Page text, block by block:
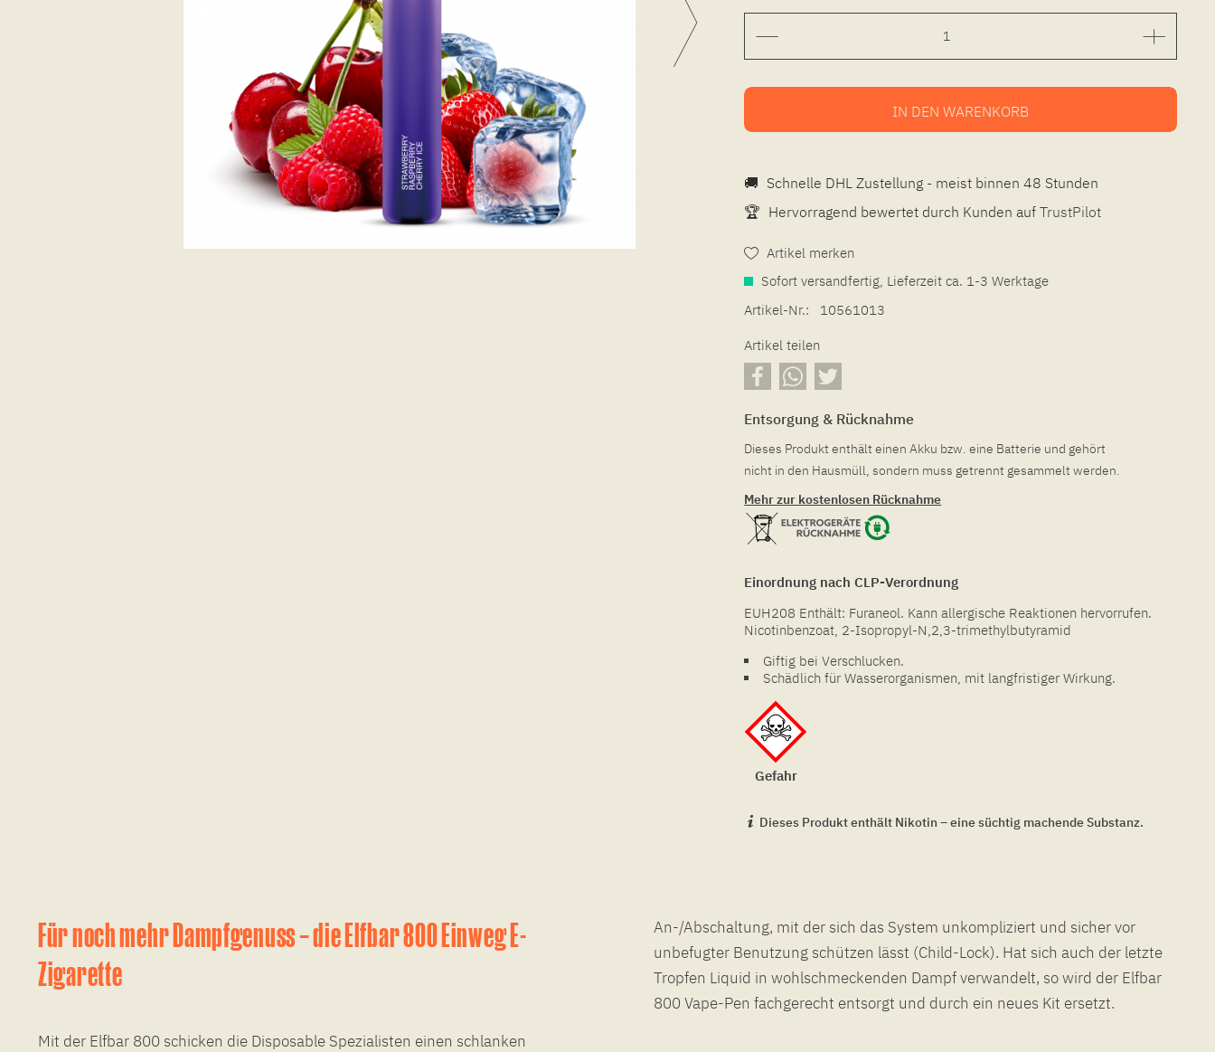
IN DEN WARENKORB
🚚 Schnelle DHL Zustellung - meist binnen 48 Stunden
🏆 Hervorragend bewertet durch Kunden aufTrustPilot
Artikel merken
Sofort versandfertig, Lieferzeit ca. 1-3 Werktage
Artikel-Nr.:
10561013
Artikel teilen
Entsorgung & Rücknahme
Dieses Produkt enthält einen Akku bzw. eine Batterie und gehört
nicht in den Hausmüll, sondern muss getrennt gesammelt werden.
Mehr zur kostenlosen Rücknahme
Einordnung nach CLP-Verordnung
EUH208 Enthält: Furaneol. Kann allergische Reaktionen hervorrufen.
Nicotinbenzoat, 2-Isopropyl-N,2,3-trimethylbutyramid
Giftig bei Verschlucken.
Schädlich für Wasserorganismen, mit langfristiger Wirkung.
Gefahr
Dieses Produkt enthält Nikotin – eine süchtig machende Substanz.
Für noch mehr Dampfgenuss – die Elfbar 800 Einweg E-
Zigarette
Mit der Elfbar 800 schicken die Disposable Spezialisten einen schlanken
An-/Abschaltung, mit der sich das System unkompliziert und sicher vor
unbefugter Benutzung schützen lässt (Child-Lock). Hat sich auch der letzte
Tropfen Liquid in wohlschmeckenden Dampf verwandelt, so wird der Elfbar
800 Vape-Pen fachgerecht entsorgt und durch ein neues Kit ersetzt.